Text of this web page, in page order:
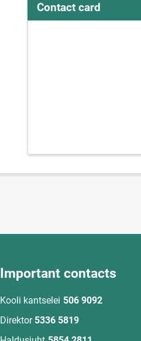
Contact card
Important contacts
Kooli kantselei 506 9092
Direktor 5336 5819